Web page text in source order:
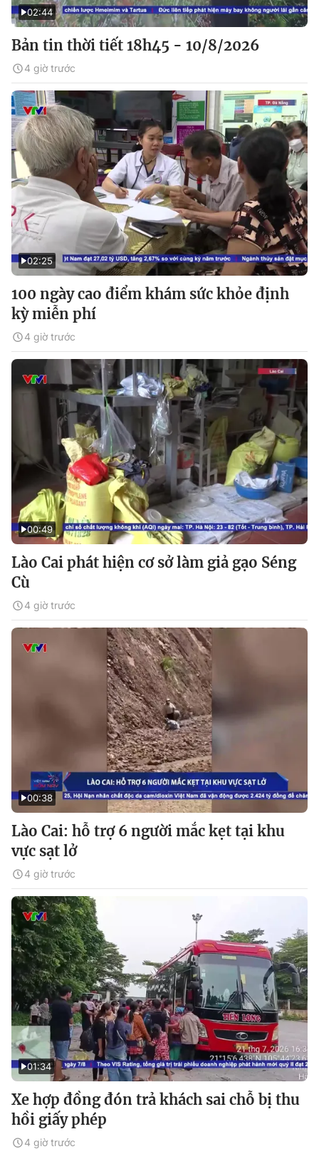
02:44
Bản tin thời tiết 18h45 - 10/8/2026
4 giờ trước
02:25
100 ngày cao điểm khám sức khỏe định
kỳ miễn phí
4 giờ trước
00:49
Lào Cai phát hiện cơ sở làm giả gạo Séng
Cù
4 giờ trước
00:38
Lào Cai: hỗ trợ 6 người mắc kẹt tại khu
vực sạt lở
4 giờ trước
01:34
Xe hợp đồng đón trả khách sai chỗ bị thu
hồi giấy phép
4 giờ trước